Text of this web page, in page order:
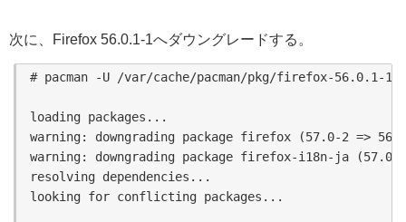
次に、Firefox 56.0.1-1へダウングレードする。
# pacman -U /var/cache/pacman/pkg/firefox-
loading packages...
warning: downgrading package firefox (57.0-2 =>
warning: downgrading package firefox-i18n-ja (57.0-
resolving dependencies...
looking for conflicting packages...